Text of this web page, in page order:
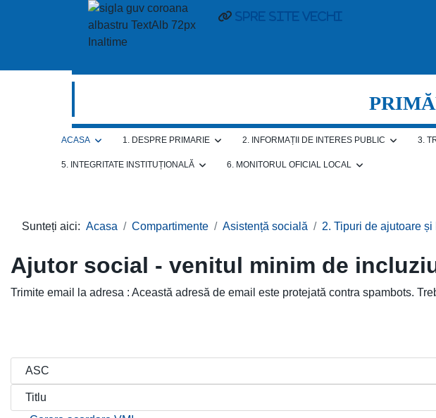
spre site vechi
ACASA 1. DESPRE PRIMARIE 2. INFORMAȚII DE INTERES PUBLIC 3.
5. INTEGRITATE INSTITUȚIONALĂ 6. MONITORUL OFICIAL LOCAL
Sunteți aici: Acasa Compartimente Asistență socială 2. Tipuri de ajutoare și
Ajutor social - venitul minim de
Trimite email la adresa : Această adresă de email este protejată contra spambots.